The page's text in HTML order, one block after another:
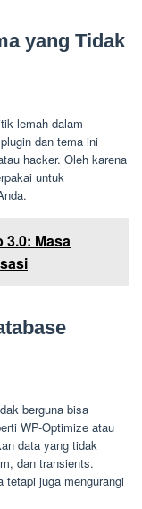
yang Tidak
lemah dalam
dan tema ini
hacker. Oleh karena
untuk
3.0: Masa
berguna bisa
WP-Optimize atau
data yang tidak
dan transients.
tetapi juga mengurangi